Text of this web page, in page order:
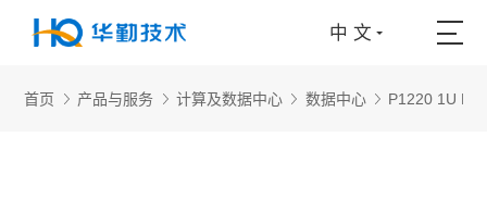
中 文
首页 产品与服务 计算及数据中心 数据中心 P1220 1U